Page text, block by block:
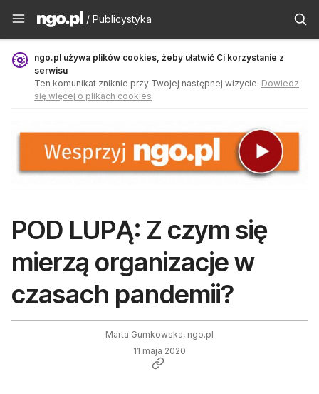
Publicystyka - ngo.pl
/ Publicystyka
ngo.pl używa plików cookies, żeby ułatwić Ci korzystanie z
serwisu
Ten komunikat zniknie przy Twojej następnej wizycie. Dowiedz
się więcej o plikach cookies
POD LUPĄ: Z czym się
mierzą organizacje w
czasach pandemii?
Marta Gumkowska, ngo.pl
11 maja 2020